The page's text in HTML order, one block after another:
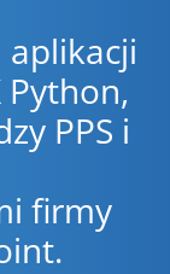
aplikacji
PPS i
firmy